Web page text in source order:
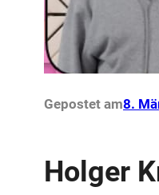
Gepostet am8.
Holger